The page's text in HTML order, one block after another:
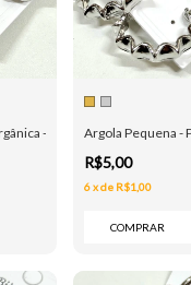
- Dourado e Prata
Argola Pequena -
R$5,00
6xde R$1,00
COMPRAR